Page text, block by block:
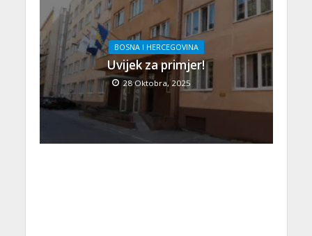
BOSNA I HERCEGOVINA
Uvijek za primjer!
28 Oktobra, 2025